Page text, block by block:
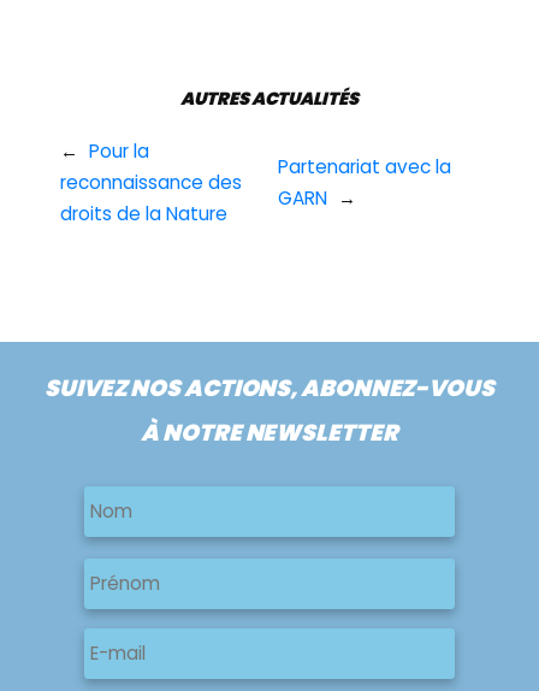
← Pour la
reconnaissance des
droits de la Nature
AUTRES ACTUALITÉS
Partenariat avec la
GARN →
SUIVEZ NOS ACTIONS, ABONNEZ-VOUS
À NOTRE NEWSLETTER
Nom
Nom
Nom
Prénom
E-
mail